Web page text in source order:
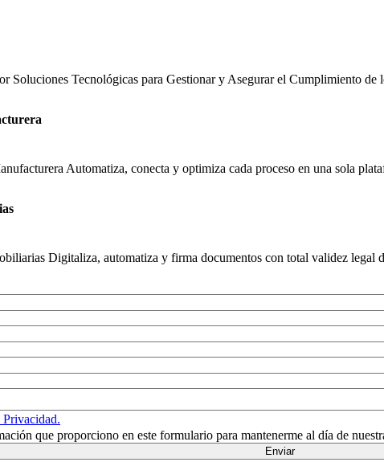
Soluciones Tecnológicas para Gestionar y Asegurar el Cumplimiento
Automatiza, conecta y optimiza cada proceso en una sola
Digitaliza, automatiza y firma documentos con total validez legal
que proporciono en este formulario para mantenerme al día de